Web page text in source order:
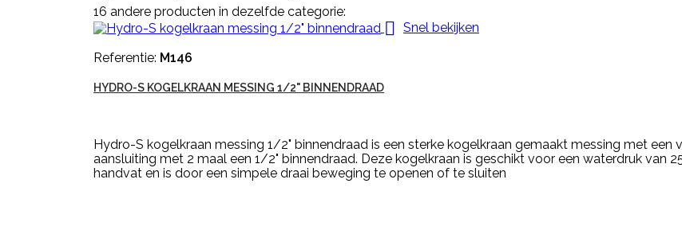
16 andere producten in dezelfde categorie:
 Snel bekijken
Referentie: M146
HYDRO-S KOGELKRAAN MESSING 1/2" BINNENDRAAD
Hydro-S kogelkraan messing 1/2" binnendraad is een sterke kogelkraan gemaakt messing met een
aansluiting met 2 maal een 1/2" binnendraad. Deze kogelkraan is geschikt voor een waterdruk van
handvat en is door een simpele draai beweging te openen of te sluiten